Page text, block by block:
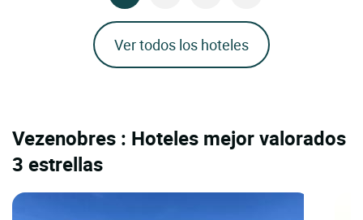
Ver todos los hoteles
Vezenobres : Hoteles mejor valorados
3 estrellas